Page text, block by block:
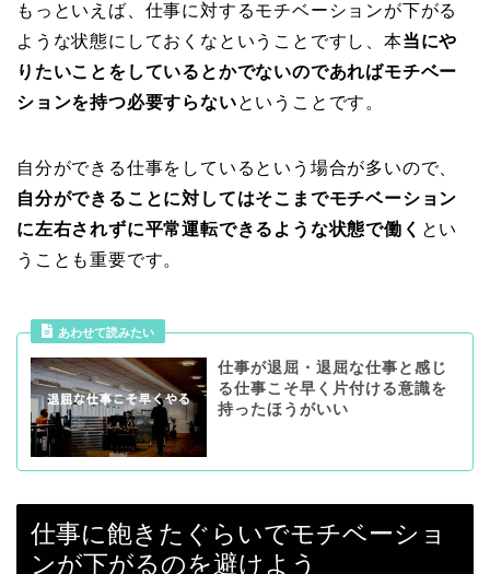
もっといえば、仕事に対するモチベーションが下がる
ような状態にしておくなということですし、本当にや
りたいことをしているとかでないのであればモチベー
ションを持つ必要すらないということです。
自分ができる仕事をしているという場合が多いので、
自分ができることに対してはそこまでモチベーション
に左右されずに平常運転できるような状態で働く とい
うことも重要です。
あわせて読みたい
仕事が退屈・退屈な仕事と感じ
る仕事こそ早く片付ける意識を
持ったほうがいい
仕事に飽きたぐらいでモチベーショ
ンが下がるのを避けよう